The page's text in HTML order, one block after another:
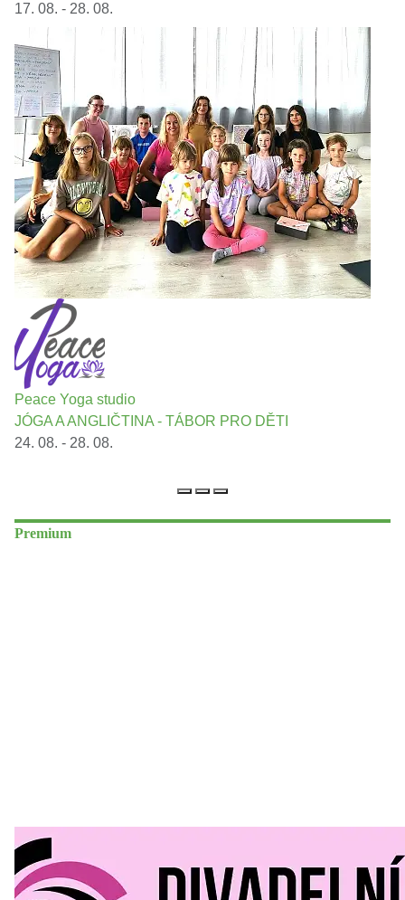
17. 08. - 28. 08.
Peace Yoga studio
JÓGA A ANGLIČTINA - TÁBOR PRO DĚTI
24. 08. - 28. 08.
Premium
Divadelní Mlýn 30. 07. 2026